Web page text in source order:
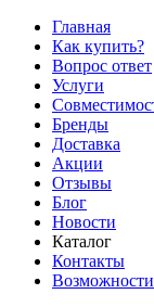
Главная
Как купить?
Вопрос ответ
Услуги
Бренды
Доставка
Акции
Отзывы
Блог
Новости
Каталог
Контакты
Возможности